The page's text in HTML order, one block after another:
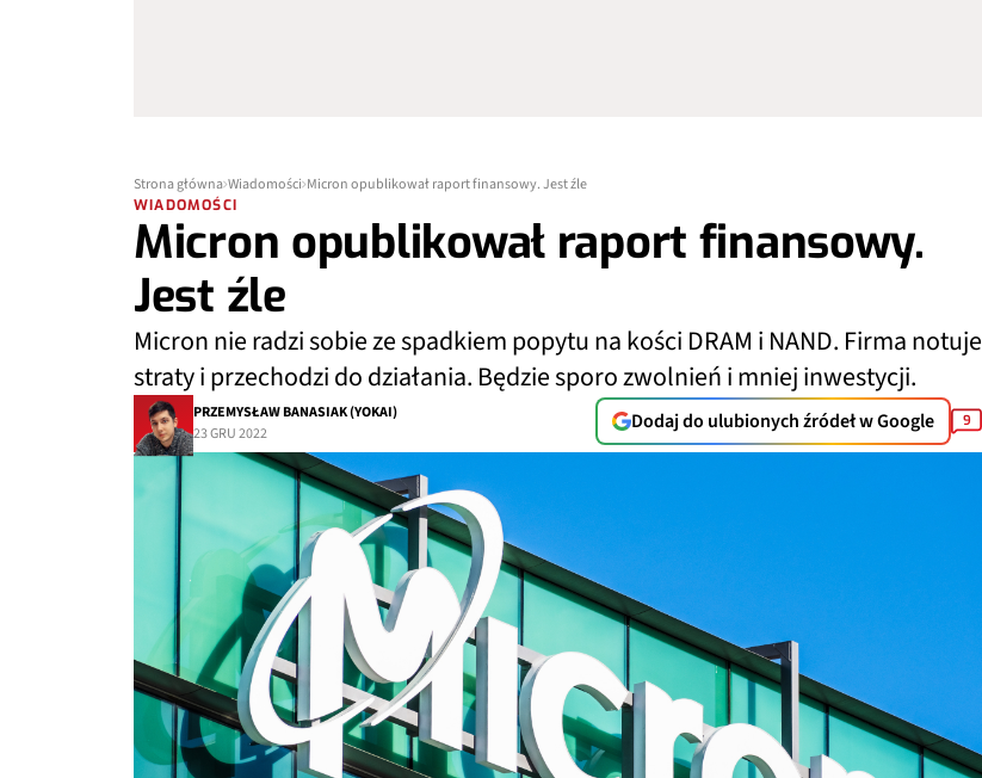
Strona główna Wiadomości Micron opublikował raport finansowy. Jest źle
WIADOMOŚCI
Micron opublikował raport finansowy.
Jest źle
Micron nie radzi sobie ze spadkiem popytu na kości DRAM i NAND. Firma notuje
straty i przechodzi do działania. Będzie sporo zwolnień i mniej inwestycji.
PRZEMYSŁAW BANASIAK (YOKAI)
23 GRU 2022
Dodaj do ulubionych źródeł w Google 9